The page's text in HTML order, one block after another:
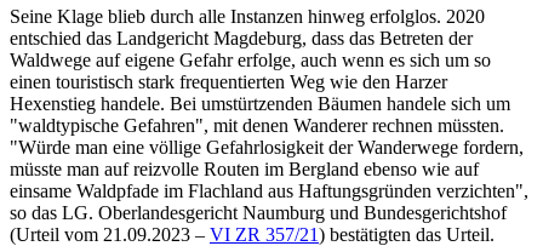
Seine Klage blieb durch alle Instanzen hinweg erfolglos. 2020
entschied das Landgericht Magdeburg, dass das Betreten der
Waldwege auf eigene Gefahr erfolge, auch wenn es sich um so
einen touristisch stark frequentierten Weg wie den Harzer
Hexenstieg handele. Bei umstürtzenden Bäumen handele sich um
"waldtypische Gefahren", mit denen Wanderer rechnen müssten.
"Würde man eine völlige Gefahrlosigkeit der Wanderwege fordern,
müsste man auf reizvolle Routen im Bergland ebenso wie auf
einsame Waldpfade im Flachland aus Haftungsgründen verzichten",
so das LG. Oberlandesgericht Naumburg und Bundesgerichtshof
(Urteil vom 21.09.2023 – VI ZR 357/21) bestätigten das Urteil.